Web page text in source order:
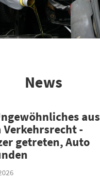
News
aus
Verkehrsrecht -
getreten, Auto